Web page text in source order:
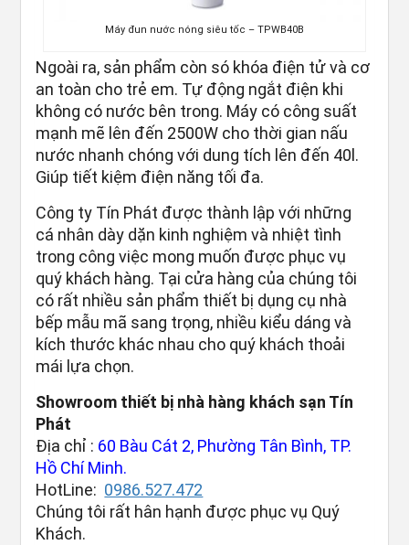
Máy đun nước nóng siêu tốc – TPWB40B
Ngoài ra, sản phẩm còn só khóa điện tử và cơ
an toàn cho trẻ em. Tự động ngắt điện khi
không có nước bên trong. Máy có công suất
mạnh mẽ lên đến 2500W cho thời gian nấu
nước nhanh chóng với dung tích lên đến 40l.
Giúp tiết kiệm điện năng tối đa.
Công ty Tín Phát được thành lập với những
cá nhân dày dặn kinh nghiệm và nhiệt tình
trong công việc mong muốn được phục vụ
quý khách hàng. Tại cửa hàng của chúng tôi
có rất nhiều sản phẩm thiết bị dụng cụ nhà
bếp mẫu mã sang trọng, nhiều kiểu dáng và
kích thước khác nhau cho quý khách thoải
mái lựa chọn.
Showroom thiết bị nhà hàng khách sạn Tín
Phát
Địa chỉ : 60 Bàu Cát 2, Phường Tân Bình, TP.
Hồ Chí Minh.
HotLine: 0986.527.472
Chúng tôi rất hân hạnh được phục vụ Quý
Khách.